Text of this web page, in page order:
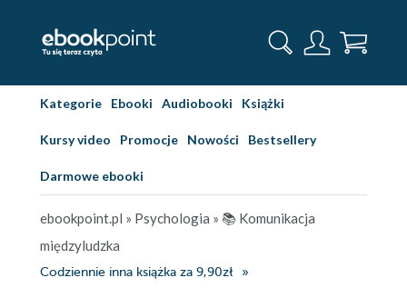
Kategorie Ebooki Audiobooki Książki
Kursy video Promocje Nowości Bestsellery
Darmowe ebooki
ebookpoint.pl » Psychologia » 📚 Komunikacja
międzyludzka
Codziennie inna książka za 9,90zł